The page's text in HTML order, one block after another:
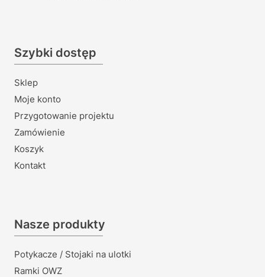
Szybki dostęp
Sklep
Moje konto
Przygotowanie projektu
Zamówienie
Koszyk
Kontakt
Nasze produkty
Potykacze / Stojaki na ulotki
Ramki OWZ